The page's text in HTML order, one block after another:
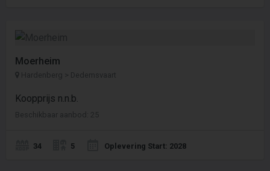
Moerheim
Hardenberg > Dedemsvaart
Koopprijs n.n.b.
Beschikbaar aanbod: 25
34 5 Oplevering Start: 2028